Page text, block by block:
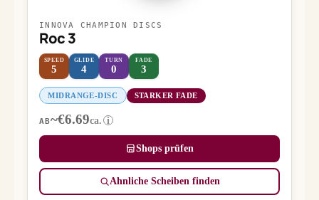
INNOVA CHAMPION DISCS
Roc 3
SPEED
5
GLIDE
4
TURN
0
FADE
3
MIDRANGE-DISC STARKER FADE
AB~€6.69ca. i
Shops prüfen
Ähnliche Scheiben finden